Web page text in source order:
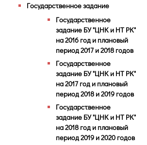
Государственное задание
Государственное
задание БУ "ЦНК и НТ РК"
на 2016 год и плановый
период 2017 и 2018 годов
Государственное
задание БУ "ЦНК и НТ РК"
на 2017 год и плановый
период 2018 и 2019 годов
Государственное
задание БУ "ЦНК и НТ РК"
на 2018 год и плановый
период 2019 и 2020 годов